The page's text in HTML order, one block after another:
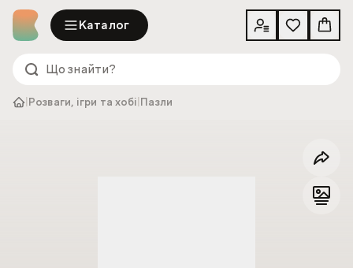
Каталог
Розваги, ігри та хобі Пазли